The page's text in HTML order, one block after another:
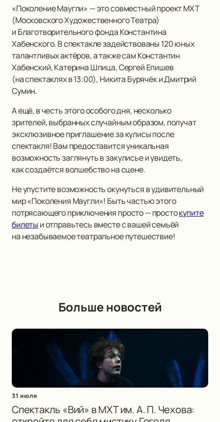
«Поколение Маугли» — это совместный проект МХТ
(Московского Художественного Театра)
и Благотворительного фонда Константина
Хабенского. В спектакле задействованы 120 юных
талантливых актёров, а также сам Константин
Хабенский, Катерина Шпица, Сергей Епишев
(на спектаклях в 13:00), Никита Бурячёк и Дмитрий
Сумин.
А ещё, в честь этого особого дня, несколько
зрителей, выбранных случайным образом, получат
эксклюзивное приглашение за кулисы после
спектакля! Вам предоставится уникальная
возможность заглянуть в закулисье и увидеть,
как создаётся волшебство на сцене.
Не упустите возможность окунуться в удивительный
мир «Поколения Маугли»! Быть частью этого
потрясающего приключения просто — простокупите
билеты и отправьтесь вместе с вашей семьёй
на незабываемое театральное путешествие!
Больше новостей
31 июля
Спектакль «Вий» в МХТ им. А. П. Чехова: